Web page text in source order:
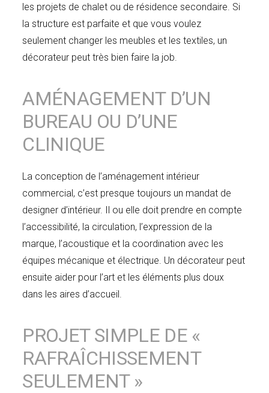
les projets de chalet ou de résidence secondaire. Si
la structure est parfaite et que vous voulez
seulement changer les meubles et les textiles, un
décorateur peut très bien faire la job.
AMÉNAGEMENT D’UN
BUREAU OU D’UNE
CLINIQUE
La conception de l’aménagement intérieur
commercial, c’est presque toujours un mandat de
designer d’intérieur. Il ou elle doit prendre en compte
l’accessibilité, la circulation, l’expression de la
marque, l’acoustique et la coordination avec les
équipes mécanique et électrique. Un décorateur peut
ensuite aider pour l’art et les éléments plus doux
dans les aires d’accueil.
PROJET SIMPLE DE «
RAFRAÎCHISSEMENT
SEULEMENT »